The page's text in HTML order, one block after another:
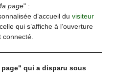
page" :
d’accueil du visiteur
qui s’affiche à l’ouverture
connecté.
page" qui a disparu sous